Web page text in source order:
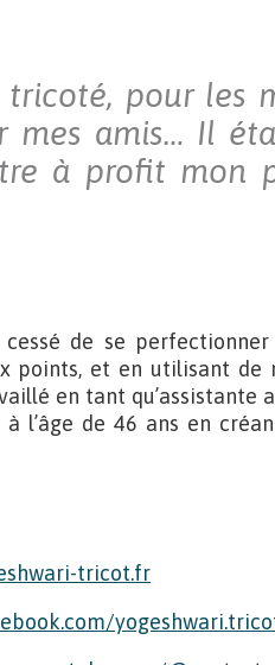
tricoté, pour les
mes amis… Il
à profit mon
cessé de se
points, et en utilisant de
en tant qu’assistante
l’âge de 46 ans en
tricot.fr